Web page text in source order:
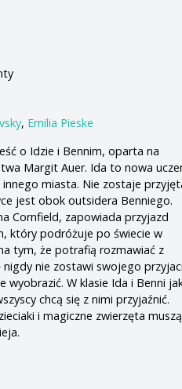
, Emilia Pieske
o Idzie i Bennim, oparta na
Margit Auer. Ida to nowa
miasta. Nie zostaje
jest obok outsidera Benniego.
Cornfield, zapowiada przyjazd
który podróżuje po świecie w
tym, że potrafią rozmawiać z
nie zostawi swojego
W klasie Ida i Benni
chcą się z nimi przyjaźnić.
i magiczne zwierzęta muszą